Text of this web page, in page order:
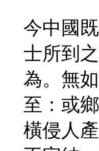
今中國
士所到
為。無
至：或
橫侵人